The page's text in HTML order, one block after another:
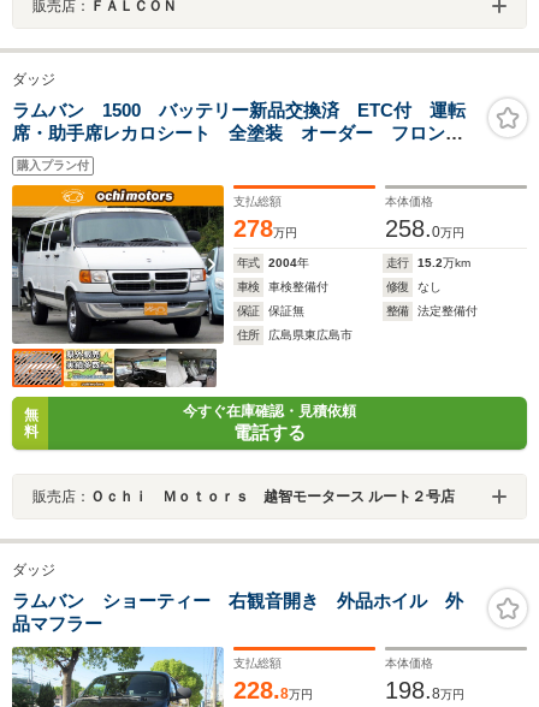
販売店： ＦＡＬＣＯＮ
ダッジ
ラムバン 1500 バッテリー新品交換済 ETC付 運転
席・助手席レカロシート 全塗装 オーダー フロント
左右キャリパ交換済み
購入プラン付
支払総額
278万円
本体価格
258.0万円
年式 2004年 走行 15.2万km
車検
車検整備付 修復
なし
保証
保証無 整備
法定整備付
住所
広島県東広島市
無
料
今すぐ在庫確認・見積依頼
電話する
販売店： Ｏｃｈｉ Ｍｏｔｏｒｓ 越智モータース ルート２号店
ダッジ
ラムバン ショーティー 右観音開き 外品ホイル 外
品マフラー
支払総額
228.8万円
本体価格
198.8万円